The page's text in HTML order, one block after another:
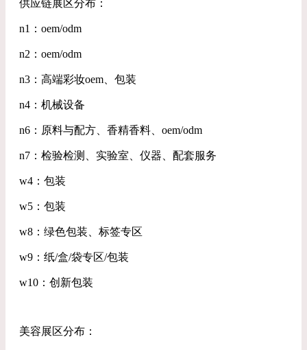
供应链展区分布：
n1：oem/odm
n2：oem/odm
n3：高端彩妆oem、包装
n4：机械设备
n6：原料与配方、香精香料、oem/odm
n7：检验检测、实验室、仪器、配套服务
w4：包装
w5：包装
w8：绿色包装、标签专区
w9：纸/盒/袋专区/包装
w10：创新包装
美容展区分布：